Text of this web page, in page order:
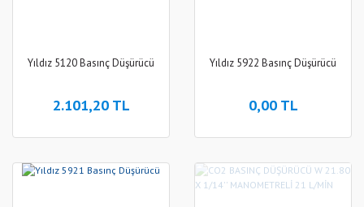
Yıldız 5120 Basınç Düşürücü
2.101,20 TL
Yıldız 5922 Basınç Düşürücü
0,00 TL